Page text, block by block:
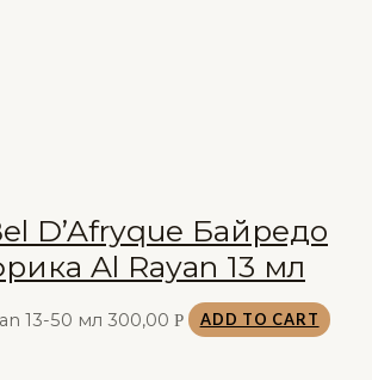
D’Afryque Байредо
Al Rayan 13 мл
13-50 мл 300,00 Р ADD TO CART